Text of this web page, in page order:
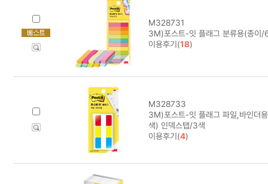
M328731
3M)포스트-잇 플래그 분류용(종
이용후기(18)
M328733
3M)포스트-잇 플래그 파일,바인
색) 인덱스탭/3색
이용후기(4)